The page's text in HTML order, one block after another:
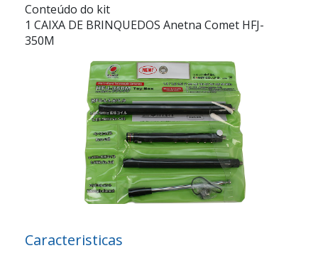
Conteúdo do kit
1 CAIXA DE BRINQUEDOS Anetna Comet HFJ-
350M
Caracteristicas